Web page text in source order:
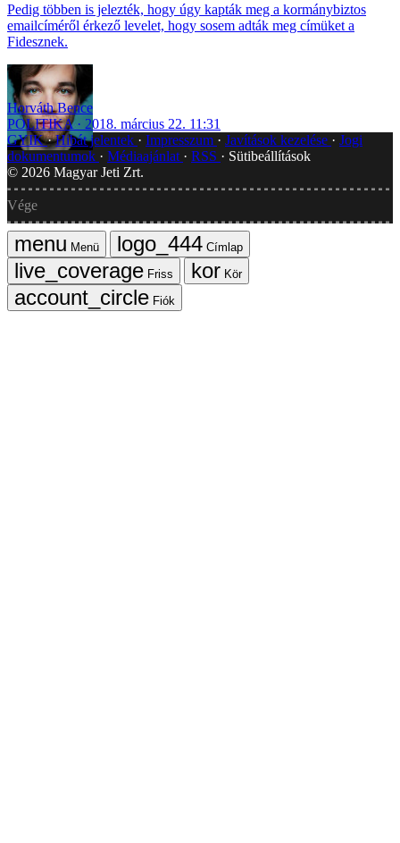
Pedig többen is jelezték, hogy úgy kapták meg a kormánybiztos
emailcíméről érkező levelet, hogy sosem adták meg címüket a
Fidesznek.
Horváth Bence
POLITIKA
2018. március 22. 11:31
GYIK Hibát jelentek Impresszum Javítások kezelése
Jogi
dokumentumok
Médiaajánlat RSS
Sütibeállítások
© 2026 Magyar Jeti Zrt.
Vége
Menü
Címlap
Friss
Kör
Fiók